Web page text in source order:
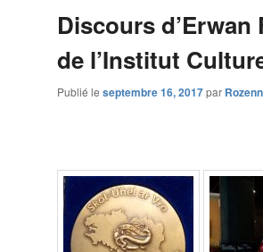
Discours
de l’Institut
Publié le septembre 16, 2017par Rozenn